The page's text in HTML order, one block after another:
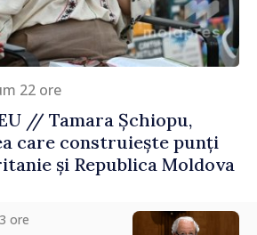
22 ore
// Tamara Șchiopu,
care construiește punți
și Republica Moldova
ore